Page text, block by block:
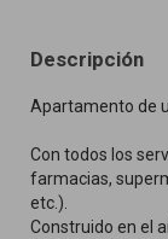
Descripción
Apartamento de
Con todos los
farmacias,
etc.).
Construido en el